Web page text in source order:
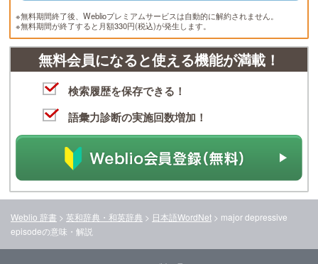
※無料期間終了後、Weblioプレミアムサービスは自動的に解約されません。
※無料期間が終了すると月額330円(税込)が発生します。
無料会員になると使える機能が満載！
検索履歴を保存できる！
語彙力診断の実施回数増加！
Weblio 辞書 > 英和辞典・和英辞典 > 日本語WordNet > major depressive
episodeの意味・解説